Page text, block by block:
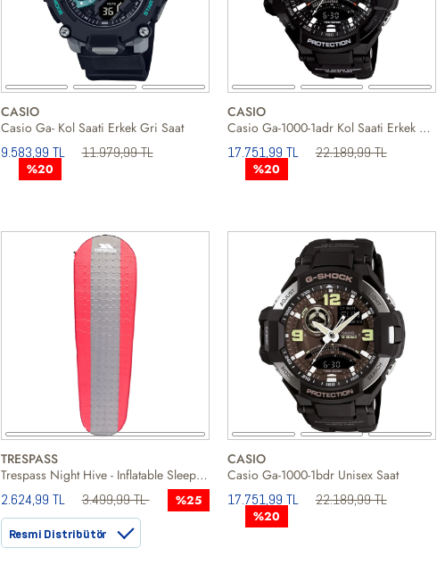
CASIO
Casio Ga- Kol Saati Erkek Gri Saat
9.583,99 TL 11.979,99 TL
%20
CASIO
Casio Ga-1000-1adr Kol Saati Erkek Saat
17.751,99 TL 22.189,99 TL
%20
TRESPASS
Trespass Night Hive - Inflatable Sleeping Pad Unisex Uyku Tulumu
2.624,99 TL 3.499,99 TL %25
Resmi Distribütör
CASIO
Casio Ga-1000-1bdr Unisex Saat
17.751,99 TL 22.189,99 TL
%20